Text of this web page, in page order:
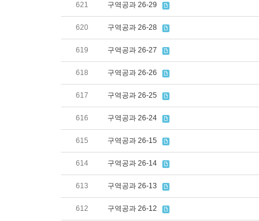
621 구역공과 26-29
620 구역공과 26-28
619 구역공과 26-27
618 구역공과 26-26
617 구역공과 26-25
616 구역공과 26-24
615 구역공과 26-15
614 구역공과 26-14
613 구역공과 26-13
612 구역공과 26-12